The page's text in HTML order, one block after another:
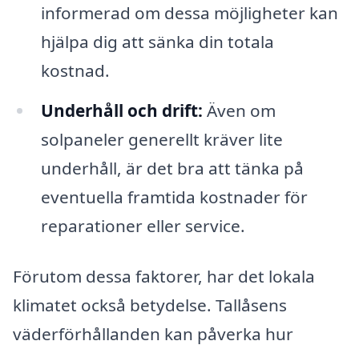
informerad om dessa möjligheter kan
hjälpa dig att sänka din totala
kostnad.
Underhåll och drift: Även om
solpaneler generellt kräver lite
underhåll, är det bra att tänka på
eventuella framtida kostnader för
reparationer eller service.
Förutom dessa faktorer, har det lokala
klimatet också betydelse. Tallåsens
väderförhållanden kan påverka hur